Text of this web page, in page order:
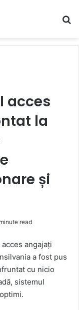
acces
la
și
read
angajați
a fost pus
cu nicio
sistemul